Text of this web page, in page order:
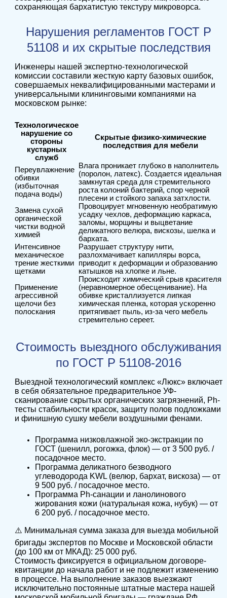
сохраняющая бархатистую текстуру микроворса.
Нарушения регламентов ГОСТ Р
51108 и их скрытые последствия
Инженеры нашей экспертно-технологической
комиссии составили жесткую карту базовых ошибок,
совершаемых неквалифицированными мастерами и
универсальными клининговыми компаниями на
московском рынке:
Технологическое
нарушение со
стороны
кустарных
служб
Скрытые физико-химические
последствия для мебели
Переувлажнение
обивки
(избыточная
подача воды)
Влага проникает глубоко в наполнитель
(поролон, латекс). Создается идеальная
замкнутая среда для стремительного
роста колоний бактерий, спор черной
плесени и стойкого запаха затхлости.
Замена сухой
органической
чистки водной
химией
Провоцирует мгновенную необратимую
усадку чехлов, деформацию каркаса,
заломы, морщины и выцветание
деликатного велюра, вискозы, шелка и
бархата.
Интенсивное
механическое
трение жесткими
щетками
Разрушает структуру нити,
разлохмачивает капилляры ворса,
приводит к деформации и образованию
катышков на хлопке и льне.
Применение
агрессивной
щелочи без
полоскания
Происходит химический срыв красителя
(неравномерное обесценивание). На
обивке кристаллизуется липкая
химическая пленка, которая ускоренно
притягивает пыль, из-за чего мебель
стремительно сереет.
Стоимость выездного обслуживания
по ГОСТ Р 51108-2016
Выездной технологический комплекс «Люкс» включает
в себя обязательное предварительное УФ-
сканирование скрытых органических загрязнений, Ph-
тесты стабильности красок, защиту полов подложками
и финишную сушку мебели воздушными фенами.
Программа низковлажной эко-экстракции по
ГОСТ (шенилл, рогожка, флок) — от 3 500 руб. /
посадочное место.
Программа деликатного безводного
углеводорода KWL (велюр, бархат, вискоза) — от
9 500 руб. / посадочное место.
Программа Ph-санации и ланолинового
жирования кожи (натуральная кожа, нубук) — от
6 200 руб. / посадочное место.
⚠️ Минимальная сумма заказа для выезда мобильной
бригады экспертов по Москве и Московской области
(до 100 км от МКАД): 25 000 руб.
Стоимость фиксируется в официальном договоре-
квитанции до начала работ и не подлежит изменению
в процессе. На выполнение заказов выезжают
исключительно постоянные штатные мастера нашей